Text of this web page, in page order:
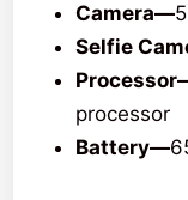
Camera—
Selfie
processor
Battery—